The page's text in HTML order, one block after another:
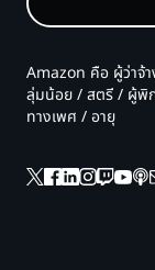
Amazon คือ ผู้ว่าจ้
ลุ่มน้อย / สตรี / ผู้พิ
ทางเพศ / อายุ